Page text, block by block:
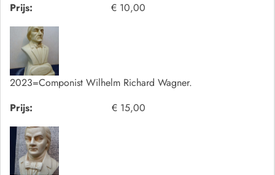
Prijs:
€ 10,00
2023=Componist Wilhelm Richard Wagner.
Prijs:
€ 15,00